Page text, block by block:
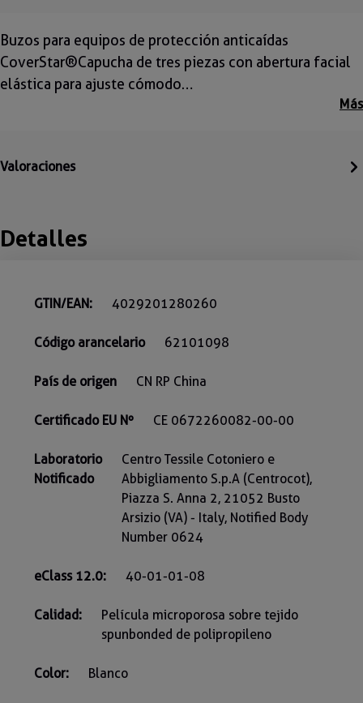
Buzos para equipos de protección anticaídas
CoverStar®Capucha de tres piezas con abertura facial
elástica para ajuste cómodo…
Más
Valoraciones
Detalles
GTIN/EAN: 4029201280260
Código arancelario 62101098
País de origen CN RP China
Certificado EU Nº CE 0672260082-00-00
Laboratorio
Notificado
Centro Tessile Cotoniero e
Abbigliamento S.p.A (Centrocot),
Piazza S. Anna 2, 21052 Busto
Arsizio (VA) - Italy, Notified Body
Number 0624
eClass 12.0: 40-01-01-08
Calidad:
Película microporosa sobre tejido
spunbonded de polipropileno
Color: Blanco